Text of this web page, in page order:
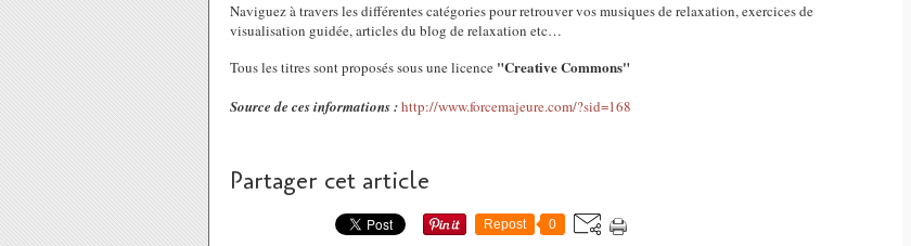
Naviguez à travers les différentes catégories pour retrouver vos musiques de relaxation, exercices de
visualisation guidée, articles du blog de relaxation etc…
Tous les titres sont proposés sous une licence "Creative Commons"
Source de ces informations :http://www.forcemajeure.com/?sid=168
Partager cet article
Repost 0